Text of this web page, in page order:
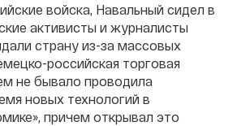
войска, Навальный сидел в
активисты и журналисты
страну из-за массовых
российская торговая
не бывало проводила
новых технологий в
причем открывал это